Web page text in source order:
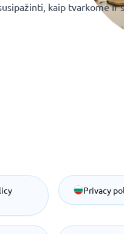
kaip tvarkome ir
Privacy